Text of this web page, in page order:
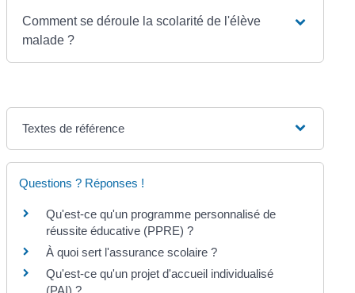
Comment se déroule la scolarité de l'élève
malade ?
Textes de référence
Questions ? Réponses !
Qu'est-ce qu'un programme personnalisé de
réussite éducative (PPRE) ?
À quoi sert l'assurance scolaire ?
Qu'est-ce qu'un projet d'accueil individualisé
(PAI) ?